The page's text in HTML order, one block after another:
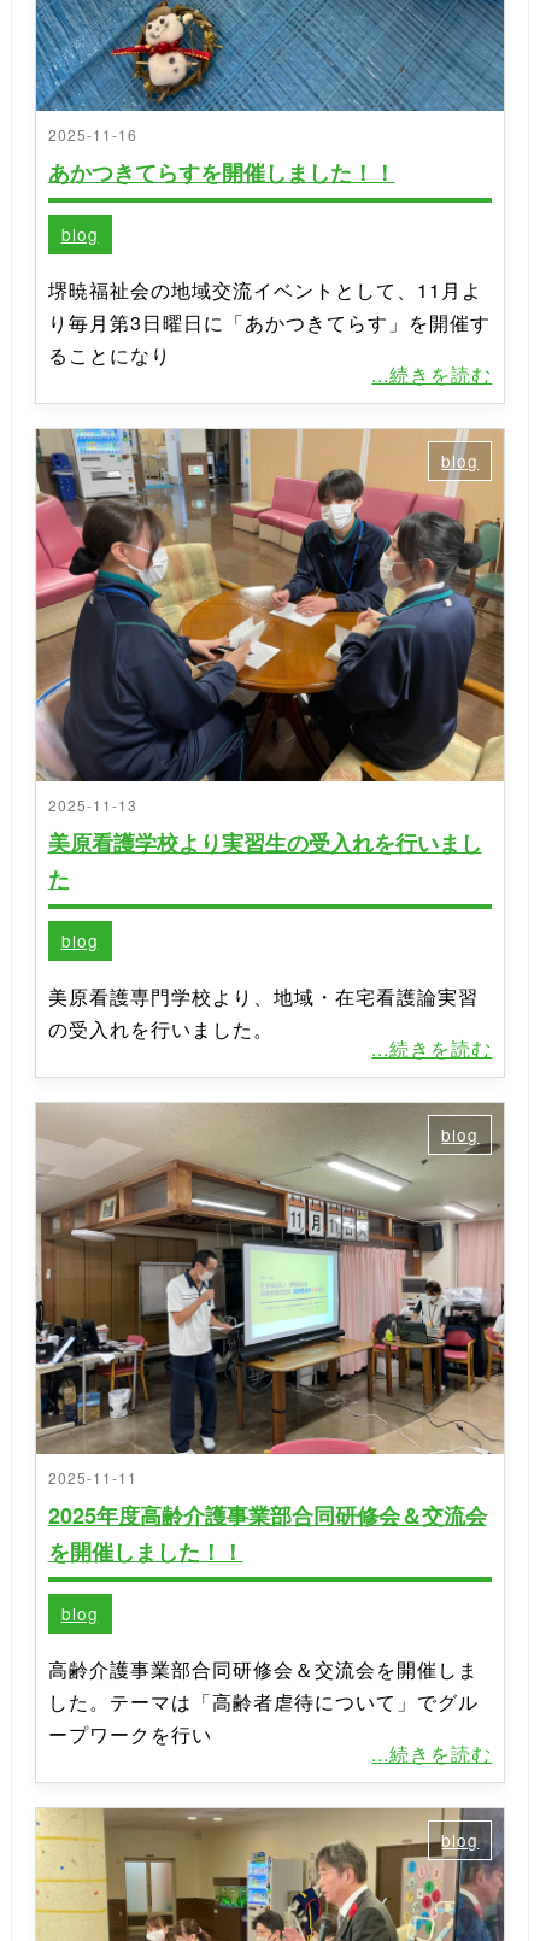
2025-11-16
あかつきてらすを開催しました！！
blog
堺暁福祉会の地域交流イベントとして、11月よ
り毎月第3日曜日に「あかつきてらす」を開催す
ることになり
...続きを読む
2025-11-13
美原看護学校より実習生の受入れを行いまし
た
blog
blog
美原看護専門学校より、地域・在宅看護論実習
の受入れを行いました。
...続きを読む
2025-11-11
2025年度高齢介護事業部合同研修会＆交流会
を開催しました！！
blog
blog
高齢介護事業部合同研修会＆交流会を開催しま
した。テーマは「高齢者虐待について」でグル
ープワークを行い
...続きを読む
blog